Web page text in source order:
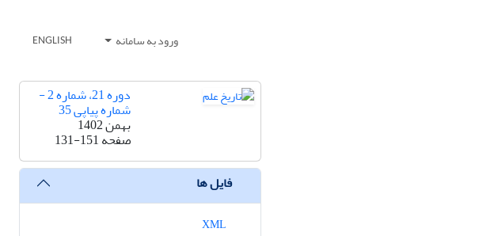
ورود به سامانه ENGLISH
دوره 21، شماره 2 -
شماره پیاپی 35
بهمن 1402
صفحه131-151
فایل ها